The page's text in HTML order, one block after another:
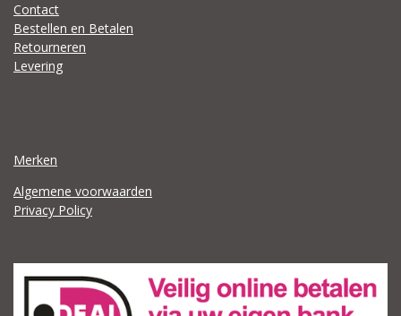
Contact
Bestellen en Betalen
Retourneren
Levering
Merken
Algemene voorwaarden
Privacy Policy